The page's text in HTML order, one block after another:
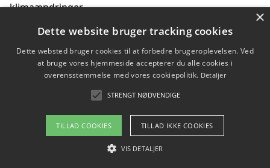
klimaændringer
Hvordan klimaændringer påvirker danske unges
gaveønsker
Om / kontakt
Blog Betingelser
×
Dette website bruger tracking cookies
Dette websted bruger cookies til at forbedre brugeroplevelsen. Ved
at bruge vores hjemmeside accepterer du alle cookies i
overensstemmelse med vores cookiepolitik. Detaljer
STRENGT NØDVENDIGE
TILLAD COOKIES TILLAD IKKE COOKIES
VIS DETALJER